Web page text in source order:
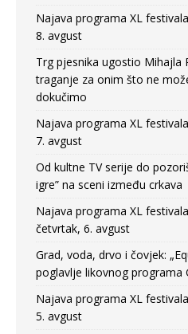
Najava programa XL
8. avgust
Trg pjesnika ugostio Mihajla
traganje za onim što ne
dokučimo
Najava programa XL
7. avgust
Od kultne TV serije do
igre” na sceni između crkava
Najava programa XL
četvrtak, 6. avgust
Grad, voda, drvo i čovjek:
poglavlje likovnog programa
Najava programa XL
5. avgust